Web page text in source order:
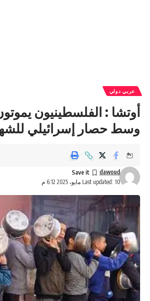
عربي دولي
أوتشا : الفلسطينيون
وسط حصار إسرائيلي
Last updated: 10 مايو، 2025 6:12 م
dawoud